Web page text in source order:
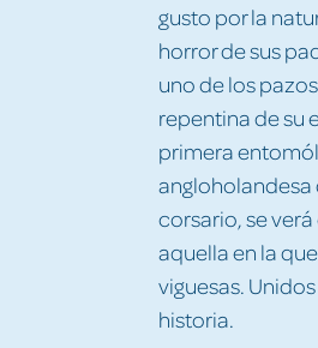
gusto por la
horror de sus
uno de los
repentina de su
primera
angloholandesa
corsario, se
aquella en la
viguesas.
historia.